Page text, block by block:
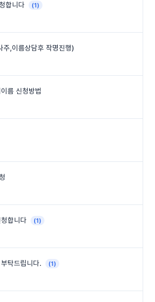
합니다
(1)
주,이름상담후 작명진행)
름 신청방법
합니다
(1)
탁드립니다.
(1)